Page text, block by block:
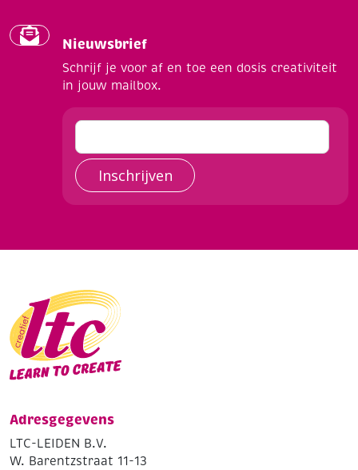
Nieuwsbrief
Schrijf je voor af en toe een dosis creativiteit
in jouw mailbox.
Inschrijven
Adresgegevens
LTC-LEIDEN B.V.
W. Barentzstraat 11-13